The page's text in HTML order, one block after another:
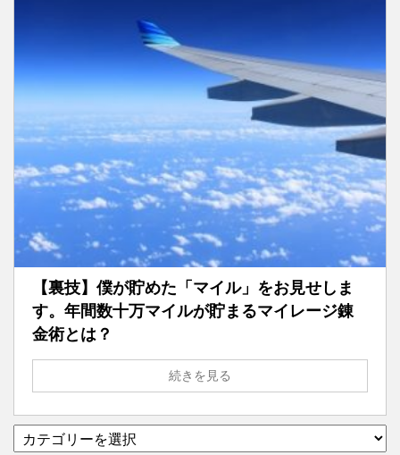
【裏技】僕が貯めた「マイル」をお見せしま
す。年間数十万マイルが貯まるマイレージ錬
金術とは？
続きを見る
い